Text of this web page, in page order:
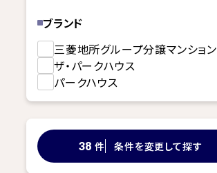
ブランド
三菱地所グループ分譲マンション
ザ・パークハウス
パークハウス
38 件 条件を変更して探す